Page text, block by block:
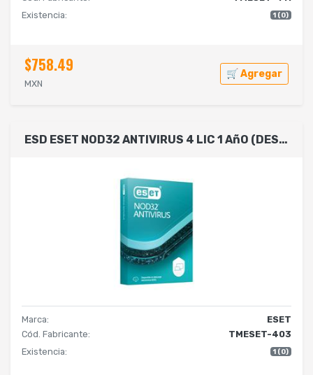
Existencia:
1 (0)
$758.49
MXN
🛒 Agregar
ESD ESET NOD32 ANTIVIRUS 4 LIC 1 AñO (DESCARGA DIGITAL)
Marca:
ESET
Cód. Fabricante:
TMESET-403
Existencia:
1 (0)